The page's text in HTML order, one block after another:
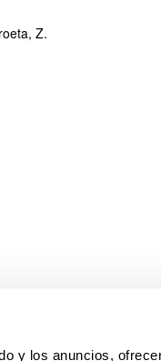
y los anuncios,
Z.